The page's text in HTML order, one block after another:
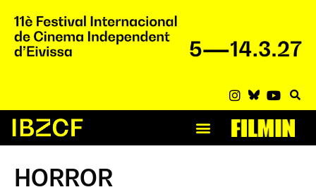
HORROR